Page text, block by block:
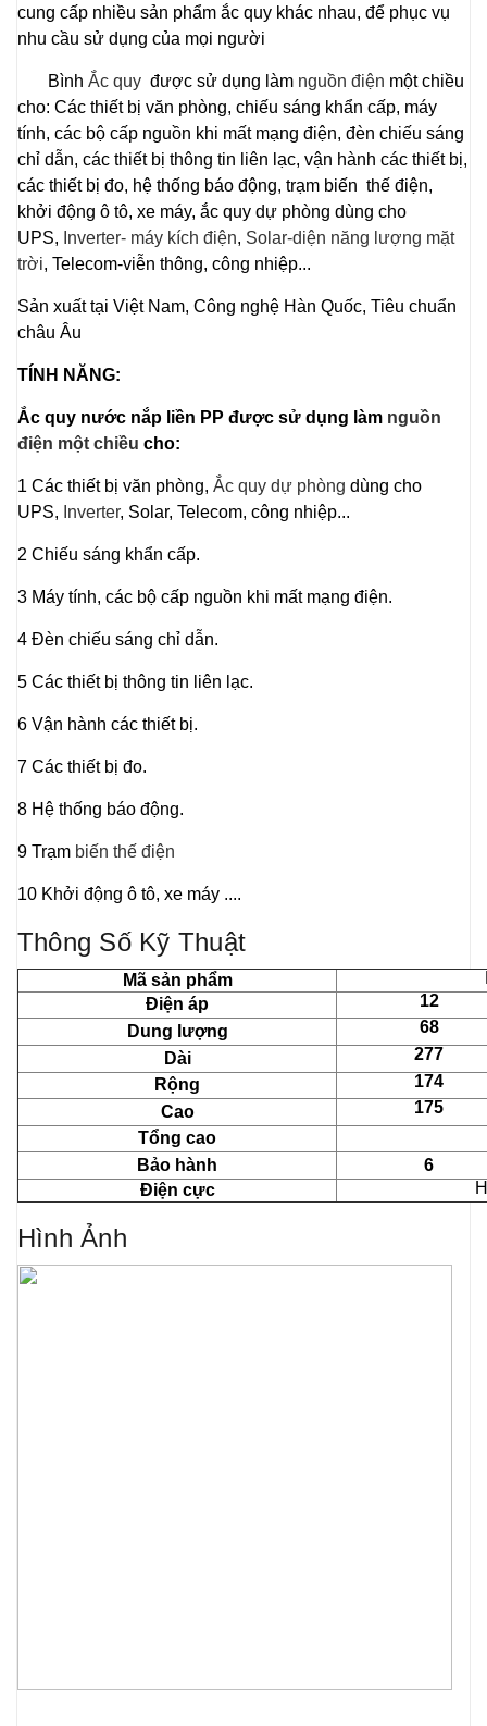
cung cấp nhiều sản phẩm ắc quy khác nhau, để phục vụ
nhu cầu sử dụng của mọi người
Bình Ắc quy được sử dụng làm nguồn điện một chiều
cho: Các thiết bị văn phòng, chiếu sáng khẩn cấp, máy
tính, các bộ cấp nguồn khi mất mạng điện, đèn chiếu sáng
chỉ dẫn, các thiết bị thông tin liên lạc, vận hành các thiết bị,
các thiết bị đo, hệ thống báo động, trạm biến thế điện,
khởi động ô tô, xe máy, ắc quy dự phòng dùng cho
UPS, Inverter- máy kích điện, Solar-diện năng lượng mặt
trời, Telecom-viễn thông, công nhiệp...
Sản xuất tại Việt Nam, Công nghệ Hàn Quốc, Tiêu chuẩn
châu Âu
TÍNH NĂNG:
Ắc quy nước nắp liền PP được sử dụng làm nguồn
điện một chiều cho:
1 Các thiết bị văn phòng, Ắc quy dự phòng dùng cho
UPS, Inverter, Solar, Telecom, công nhiệp...
2 Chiếu sáng khẩn cấp.
3 Máy tính, các bộ cấp nguồn khi mất mạng điện.
4 Đèn chiếu sáng chỉ dẫn.
5 Các thiết bị thông tin liên lạc.
6 Vận hành các thiết bị.
7 Các thiết bị đo.
8 Hệ thống báo động.
9 Trạm biến thế điện
10 Khởi động ô tô, xe máy ....
Thông Số Kỹ Thuật
Mã sản phẩm
Điện áp
12
Dung lượng
68
Dài
277
Rộng
174
Cao
175
Tổng cao
Bảo hành
6
Điện cực
Hình Ảnh